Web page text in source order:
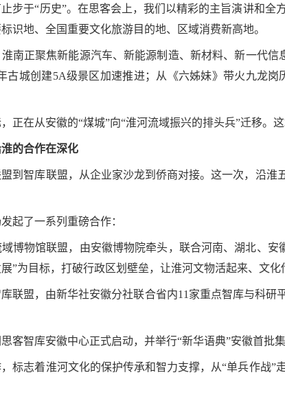
步于“历史”。在思客会上，我们以精彩的主旨演讲和
识地、全国重要文化旅游目的地、区域消费新高地。
南正聚焦新能源汽车、新能源制造、新材料、新一代
古城创建5A级景区加速推进；从《六姊妹》带火九龙
正在从安徽的“煤城”向“淮河流域振兴的排头兵”迁移。
的合作在深化
到智库联盟，从企业家沙龙到侨商对接。这一次，沿
起了一系列重磅合作：
博物馆联盟，由安徽博物院牵头，联合河南、湖北、
”为目标，打破行政区划壁垒，让淮河文物活起来、文化
联盟，由新华社安徽分社联合省内11家重点智库与科
客智库安徽中心正式启动，并举行“新华语典”安徽首批
标志着淮河文化的保护传承和智力支撑，从“单兵作战